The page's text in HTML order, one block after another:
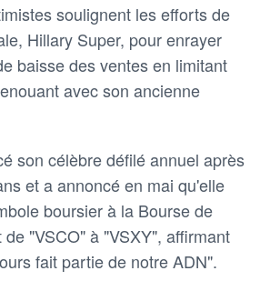
soulignent les efforts de
Hillary Super, pour enrayer
baisse des ventes en limitant
avec son ancienne
son célèbre défilé annuel après
et a annoncé en mai qu'elle
boursier à la Bourse de
"VSCO" à "VSXY", affirmant
fait partie de notre ADN".